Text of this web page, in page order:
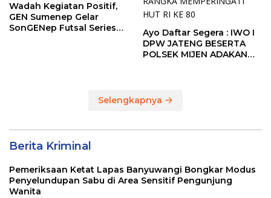
Wadah Kegiatan Positif,
GEN Sumenep Gelar
SonGENep Futsal Series
Ayo Daftar Segera : IWO I
DPW JATENG BESERTA
POLSEK MIJEN ADAKAN
Selengkapnya
Berita Kriminal
Pemeriksaan Ketat Lapas Banyuwangi Bongkar Modus
Penyelundupan Sabu di Area Sensitif Pengunjung
Wanita